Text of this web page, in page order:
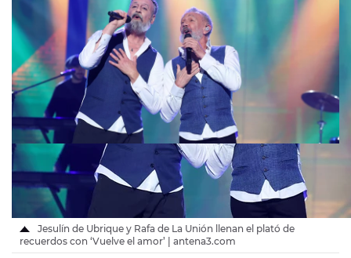
Jesulín de Ubrique y Rafa de La Unión llenan el plató de
recuerdos con ‘Vuelve el amor’ | antena3.com